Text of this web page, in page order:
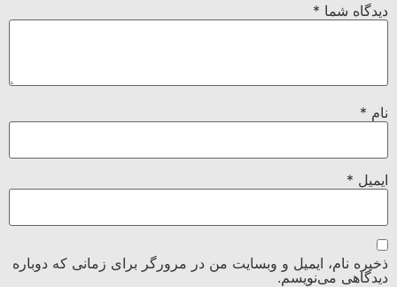
دیدگاه شما *
نام *
ایمیل *
ذخیره نام، ایمیل و وبسایت من در مرورگر برای زمانی که دوباره
دیدگاهی می‌نویسم.